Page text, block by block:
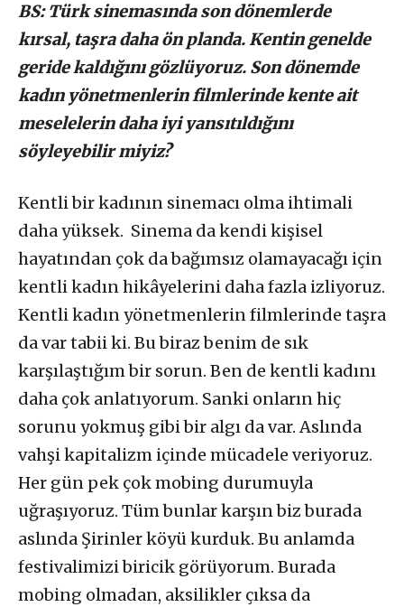
BS: Türk sinemasında son dönemlerde
kırsal, taşra daha ön planda. Kentin genelde
geride kaldığını gözlüyoruz. Son dönemde
kadın yönetmenlerin filmlerinde kente ait
meselelerin daha iyi yansıtıldığını
söyleyebilir miyiz?
Kentli bir kadının sinemacı olma ihtimali
daha yüksek. Sinema da kendi kişisel
hayatından çok da bağımsız olamayacağı için
kentli kadın hikâyelerini daha fazla izliyoruz.
Kentli kadın yönetmenlerin filmlerinde taşra
da var tabii ki. Bu biraz benim de sık
karşılaştığım bir sorun. Ben de kentli kadını
daha çok anlatıyorum. Sanki onların hiç
sorunu yokmuş gibi bir algı da var. Aslında
vahşi kapitalizm içinde mücadele veriyoruz.
Her gün pek çok mobing durumuyla
uğraşıyoruz. Tüm bunlar karşın biz burada
aslında Şirinler köyü kurduk. Bu anlamda
festivalimizi biricik görüyorum. Burada
mobing olmadan, aksilikler çıksa da